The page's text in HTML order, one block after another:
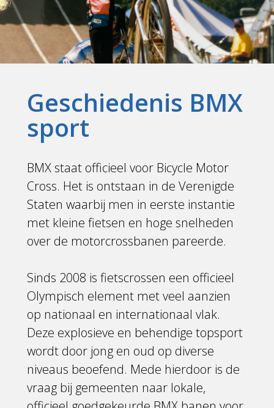
Geschiedenis BMX
sport
BMX staat officieel voor Bicycle Motor
Cross. Het is ontstaan in de Verenigde
Staten waarbij men in eerste instantie
met kleine fietsen en hoge snelheden
over de motorcrossbanen pareerde.
Sinds 2008 is fietscrossen een officieel
Olympisch element met veel aanzien
op nationaal en internationaal vlak.
Deze explosieve en behendige topsport
wordt door jong en oud op diverse
niveaus beoefend. Mede hierdoor is de
vraag bij gemeenten naar lokale,